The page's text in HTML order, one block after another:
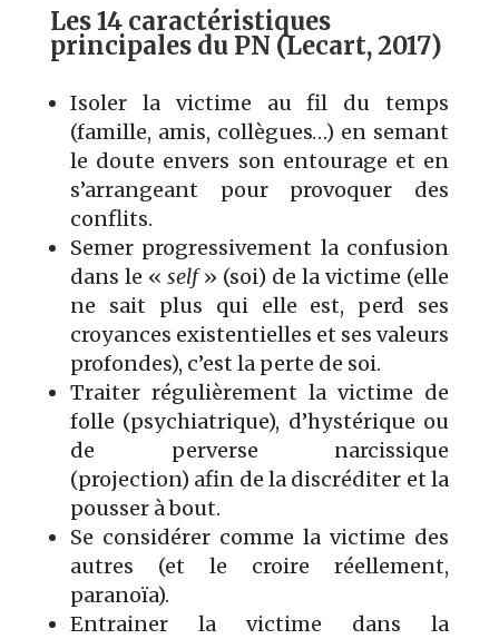
Les 14 caractéristiques
principales du PN (Lecart, 2017)
Isoler la victime au fil du temps
(famille, amis, collègues…) en semant
le doute envers son entourage et en
s’arrangeant pour provoquer des
conflits.
Semer progressivement la confusion
dans le «self» (soi) de la victime (elle
ne sait plus qui elle est, perd ses
croyances existentielles et ses valeurs
profondes), c’est la perte de soi.
Traiter régulièrement la victime de
folle (psychiatrique), d’hystérique ou
de perverse narcissique
(projection) afin de la discréditer et la
pousser à bout.
Se considérer comme la victime des
autres (et le croire réellement,
paranoïa).
Entrainer la victime dans la